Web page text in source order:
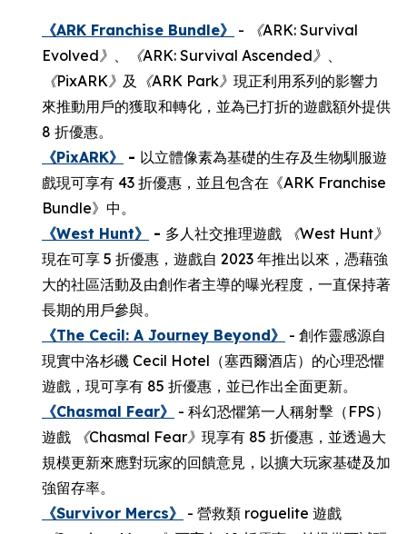
《ARK Franchise Bundle》 - 《ARK: Survival
Evolved》 、 《ARK: Survival Ascended》 、
《PixARK》 及 《ARK Park》 現正利用系列的影響力
來推動用戶的獲取和轉化，並為已打折的遊戲額外提供
8 折優惠。
《PixARK》
- 以立體像素為基礎的生存及生物馴服遊
戲現可享有 43 折優惠，並且包含在《ARK Franchise
Bundle》中。
《West Hunt》
- 多人社交推理遊戲 《West Hunt》
現在可享 5 折優惠，遊戲自 2023 年推出以來，憑藉強
大的社區活動及由創作者主導的曝光程度，一直保持著
長期的用戶參與。
《The Cecil: A Journey Beyond》
- 創作靈感源自
現實中洛杉磯 Cecil Hotel（塞西爾酒店）的心理恐懼
遊戲，現可享有 85 折優惠，並已作出全面更新。
《Chasmal Fear》
- 科幻恐懼第一人稱射擊（FPS）
遊戲
《Chasmal Fear》 現享有 85 折優惠，並透過大
規模更新來應對玩家的回饋意見，以擴大玩家基礎及加
強留存率。
《Survivor Mercs》
- 營救類 roguelite 遊戲